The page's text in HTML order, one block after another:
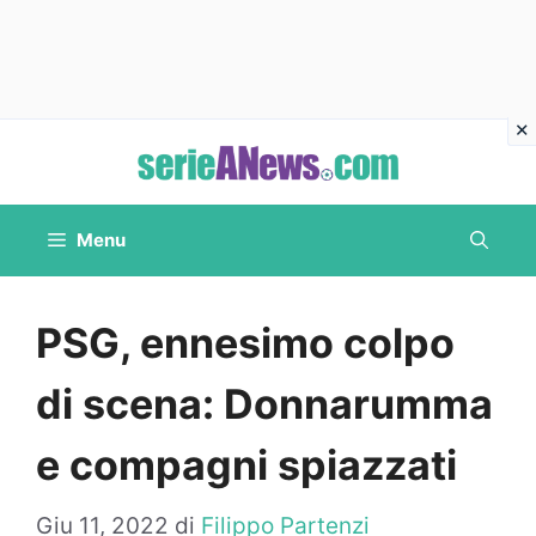
contenuto
Menu
PSG, ennesimo colpo
di scena: Donnarumma
e compagni spiazzati
Giu 11, 2022 di Filippo Partenzi